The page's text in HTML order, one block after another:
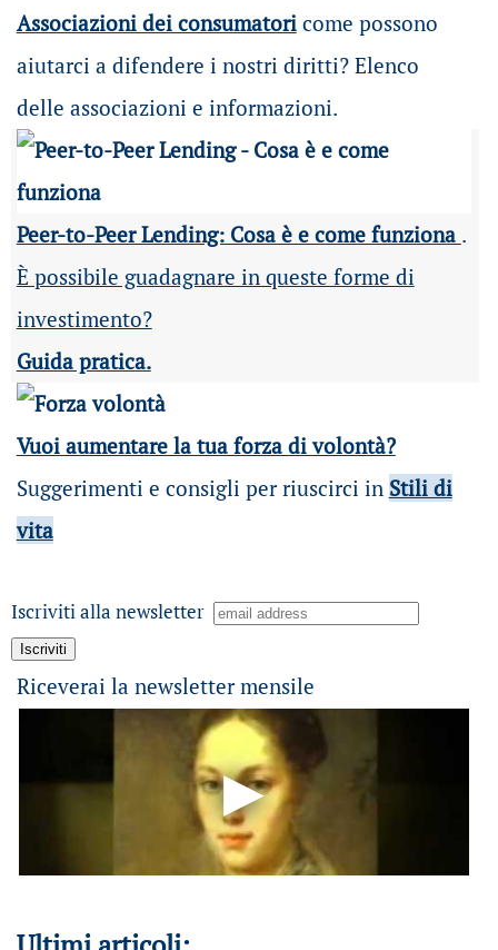
Associazioni dei consumatoricome possono
aiutarci a difendere i nostri diritti? Elenco
delle associazioni e informazioni.
Peer-to-Peer Lending: Cosa è e come funziona .
È possibile guadagnare in queste forme di
investimento?
Guida pratica.
Vuoi aumentare la tua forza di volontà?
Suggerimenti e consigli per riuscirci in Stili di
vita
Iscriviti alla newsletter
Riceverai la newsletter mensile